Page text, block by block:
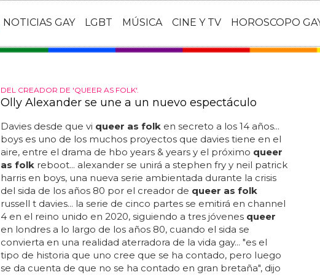
NOTICIAS GAY LGBT MÚSICA CINE Y TV HOROSCOPO
DEL CREADOR DE 'QUEER AS FOLK'.
Olly Alexander se une a un nuevo espectáculo
Davies desde que vi queer as folken secreto a los 14 años...
boys es uno de los muchos proyectos que davies tiene en el
aire, entre el drama de hbo years & years y el próximo queer
as folkreboot... alexander se unirá a stephen fry y neil patrick
harris en boys, una nueva serie ambientada durante la crisis
del sida de los años 80 por el creador de queer as folk
russell t davies... la serie de cinco partes se emitirá en channel
4 en el reino unido en 2020, siguiendo a tres jóvenes queer
en londres a lo largo de los años 80, cuando el sida se
convierta en una realidad aterradora de la vida gay... "es el
tipo de historia que uno cree que se ha contado, pero luego
se da cuenta de que no se ha contado en gran bretaña", dijo